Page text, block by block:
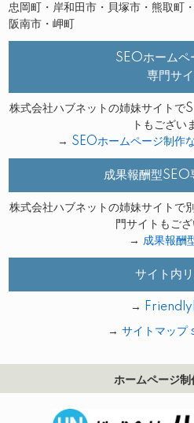
忠岡町・岸和田市・貝塚市・熊取町
阪南市・岬町
SEOホームペ
専門サ
株式会社ハブネットの姉妹サイトで
トもござい
→ SEOホームページ制作
成果報酬型SEO
株式会社ハブネットの姉妹サイトで
門サイトもござ
→ 成果報酬
サイト内
→
→ サイトマッ
ホームページ制